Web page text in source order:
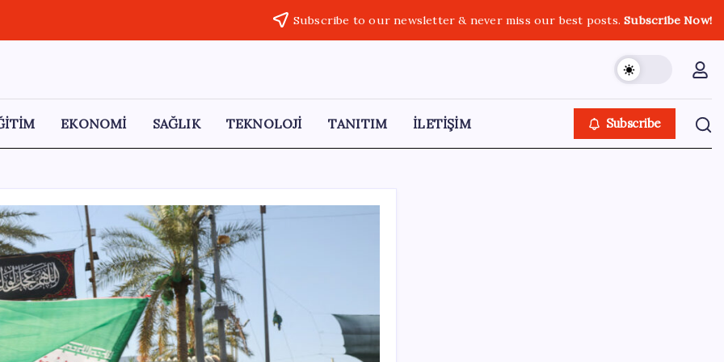
Subscribe to our newsletter & never miss our best posts.Subscribe Now!
EKONOMİ SAĞLIK TEKNOLOJİ TANITIM İLETİŞİM Subscribe